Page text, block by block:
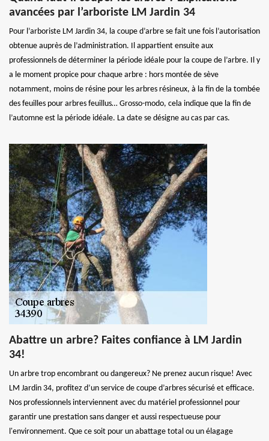
avancées par l’arboriste LM Jardin 34
Pour l’arboriste LM Jardin 34, la coupe d’arbre se fait une fois l’autorisation
obtenue auprès de l’administration. Il appartient ensuite aux
professionnels de déterminer la période idéale pour la coupe de l’arbre. Il y
a le moment propice pour chaque arbre : hors montée de sève
notamment, moins de résine pour les arbres résineux, à la fin de la tombée
des feuilles pour arbres feuillus… Grosso-modo, cela indique que la fin de
l’automne est la période idéale. La date se désigne au cas par cas.
Abattre un arbre? Faites confiance à LM Jardin
34!
Un arbre trop encombrant ou dangereux? Ne prenez aucun risque! Avec
LM Jardin 34, profitez d’un service de coupe d’arbres sécurisé et efficace.
Nos professionnels interviennent avec du matériel professionnel pour
garantir une prestation sans danger et aussi respectueuse pour
l'environnement. Que ce soit pour un abattage total ou un élagage